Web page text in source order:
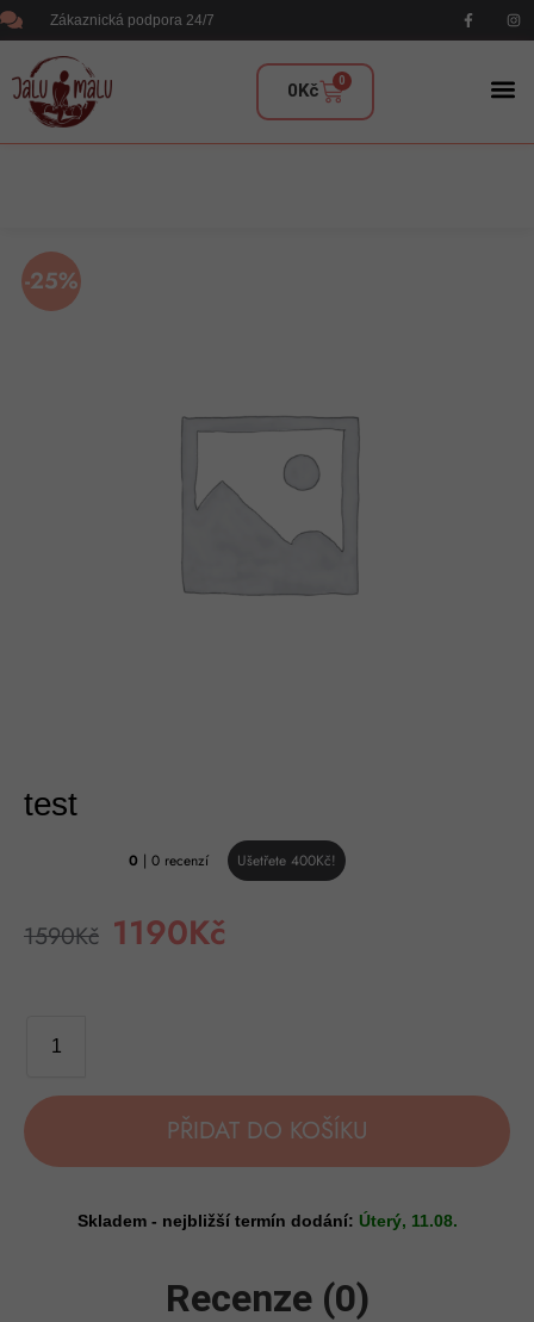
Zákaznická podpora 24/7
0Kč 0
-25%
test
0 | 0 recenzí Ušetřete 400Kč!
1590Kč 1190Kč
PŘIDAT DO KOŠÍKU
Skladem - nejbližší termín dodání: Úterý, 11.08.
Recenze (0)